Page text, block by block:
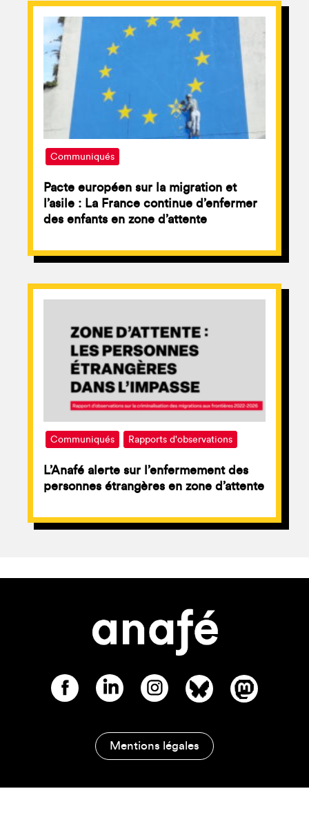
Communiqués
Pacte européen sur la migration et
l’asile : La France continue d’enfermer
des enfants en zone d’attente
Communiqués Rapports d'observations
L’Anafé alerte sur l’enfermement des
personnes étrangères en zone d’attente
Mentions légales